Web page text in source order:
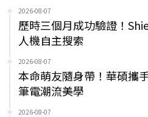
2026-08-07
歷時三個月成功驗證！
人機自主搜索
2026-08-07
本命萌友隨身帶！華碩攜
筆電潮流美學
2026-08-07